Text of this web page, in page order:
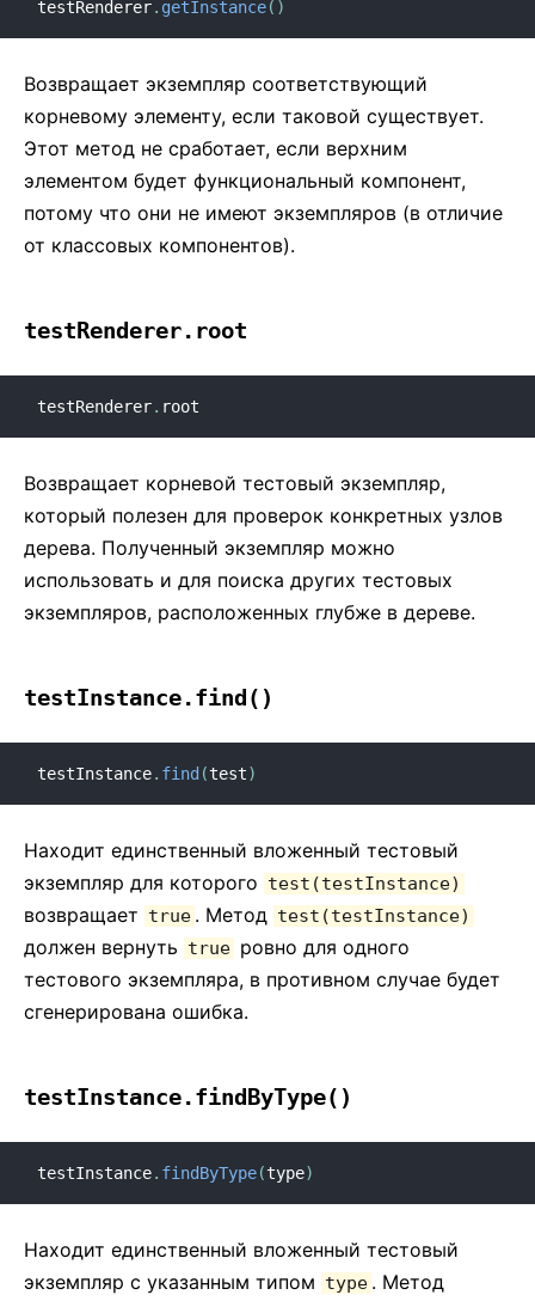
testRenderer. getInstance( )
Возвращает экземпляр соответствующий
корневому элементу, если таковой существует.
Этот метод не сработает, если верхним
элементом будет функциональный компонент,
потому что они не имеют экземпляров (в отличие
от классовых компонентов).
testRenderer.root
testRenderer. root
Возвращает корневой тестовый экземпляр,
который полезен для проверок конкретных узлов
дерева. Полученный экземпляр можно
использовать и для поиска других тестовых
экземпляров, расположенных глубже в дереве.
testInstance.find()
testInstance. find (test)
Находит единственный вложенный тестовый
экземпляр для которого test(testInstance)
возвращает true . Метод test(testInstance)
должен вернуть true ровно для одного
тестового экземпляра, в противном случае будет
сгенерирована ошибка.
testInstance.findByType()
testInstance. findByType(type)
Находит единственный вложенный тестовый
экземпляр с указанным типом type . Метод